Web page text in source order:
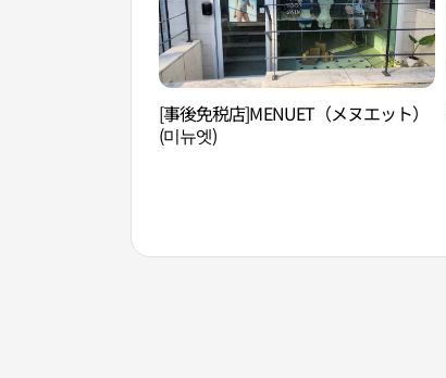
[事後免税店]MENUET（メヌエット）
(미뉴엣)